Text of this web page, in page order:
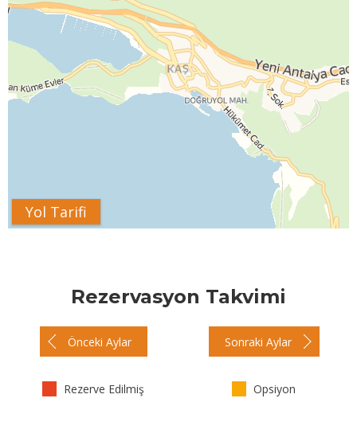
Yol Tarifi
Rezervasyon Takvimi
Önceki Aylar Sonraki Aylar
Rezerve Edilmiş Opsiyon